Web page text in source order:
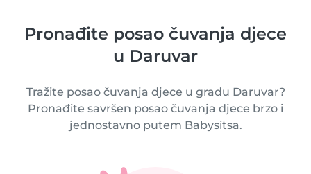
Pronađite posao čuvanja djece
u Daruvar
Tražite posao čuvanja djece u gradu Daruvar?
Pronađite savršen posao čuvanja djece brzo i
jednostavno putem Babysitsa.